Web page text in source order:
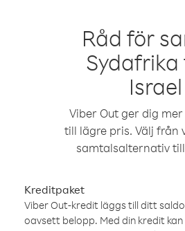
Råd för
Sydafrika
Israel
Viber Out ger dig
till lägre pris. Välj från
samtalsalternativ
Kreditpaket
Viber Out-kredit läggs till ditt
oavsett belopp. Med din kredit